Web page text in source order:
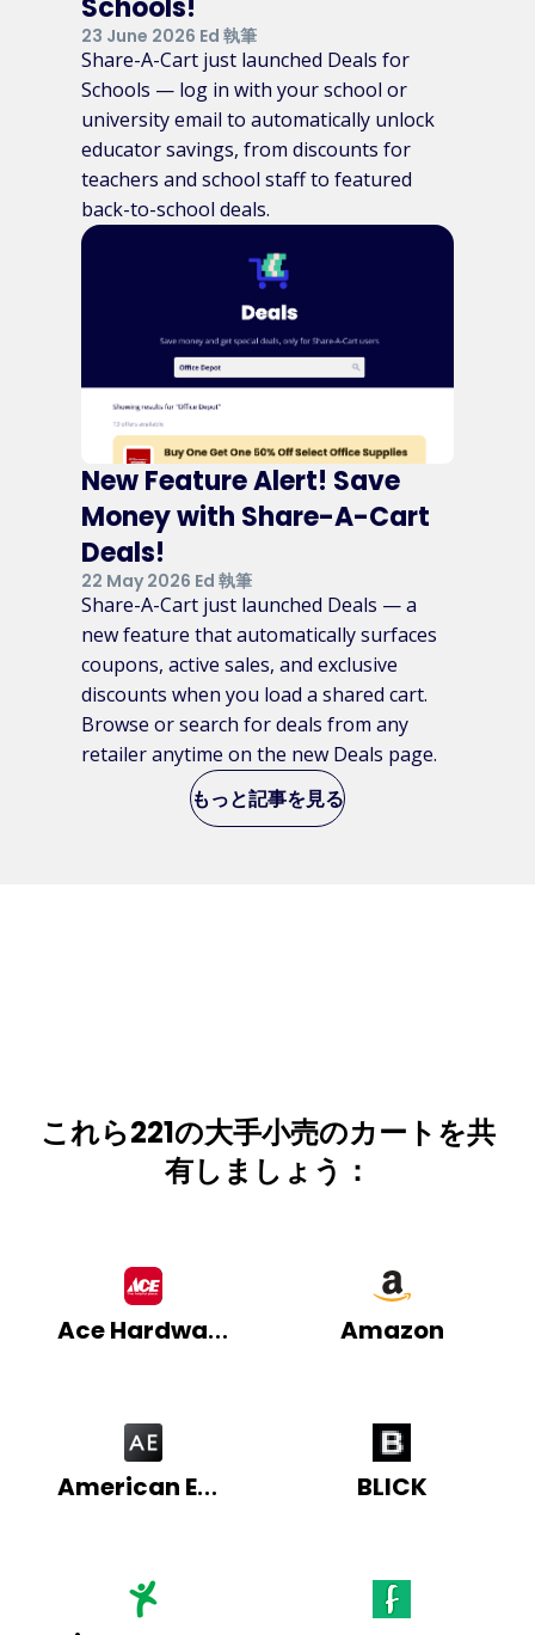
Schools!
23 June 2026 Ed 執筆
Share-A-Cart just launched Deals for
Schools — log in with your school or
university email to automatically unlock
educator savings, from discounts for
teachers and school staff to featured
back-to-school deals.
New Feature Alert! Save
Money with Share-A-Cart
Deals!
22 May 2026 Ed 執筆
Share-A-Cart just launched Deals — a
new feature that automatically surfaces
coupons, active sales, and exclusive
discounts when you load a shared cart.
Browse or search for deals from any
retailer anytime on the new Deals page.
もっと記事を見る
これら221の大手小売のカートを共
有しましょう：
Ace Hardware Amazon
American Eagle BLICK